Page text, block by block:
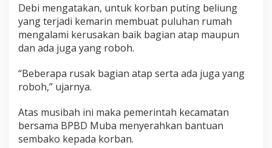
Debi mengatakan, untuk korban puting beliung
yang terjadi kemarin membuat puluhan rumah
mengalami kerusakan baik bagian atap maupun
dan ada juga yang roboh.
“Beberapa rusak bagian atap serta ada juga yang
roboh,” ujarnya.
Atas musibah ini maka pemerintah kecamatan
bersama BPBD Muba menyerahkan bantuan
sembako kepada korban.